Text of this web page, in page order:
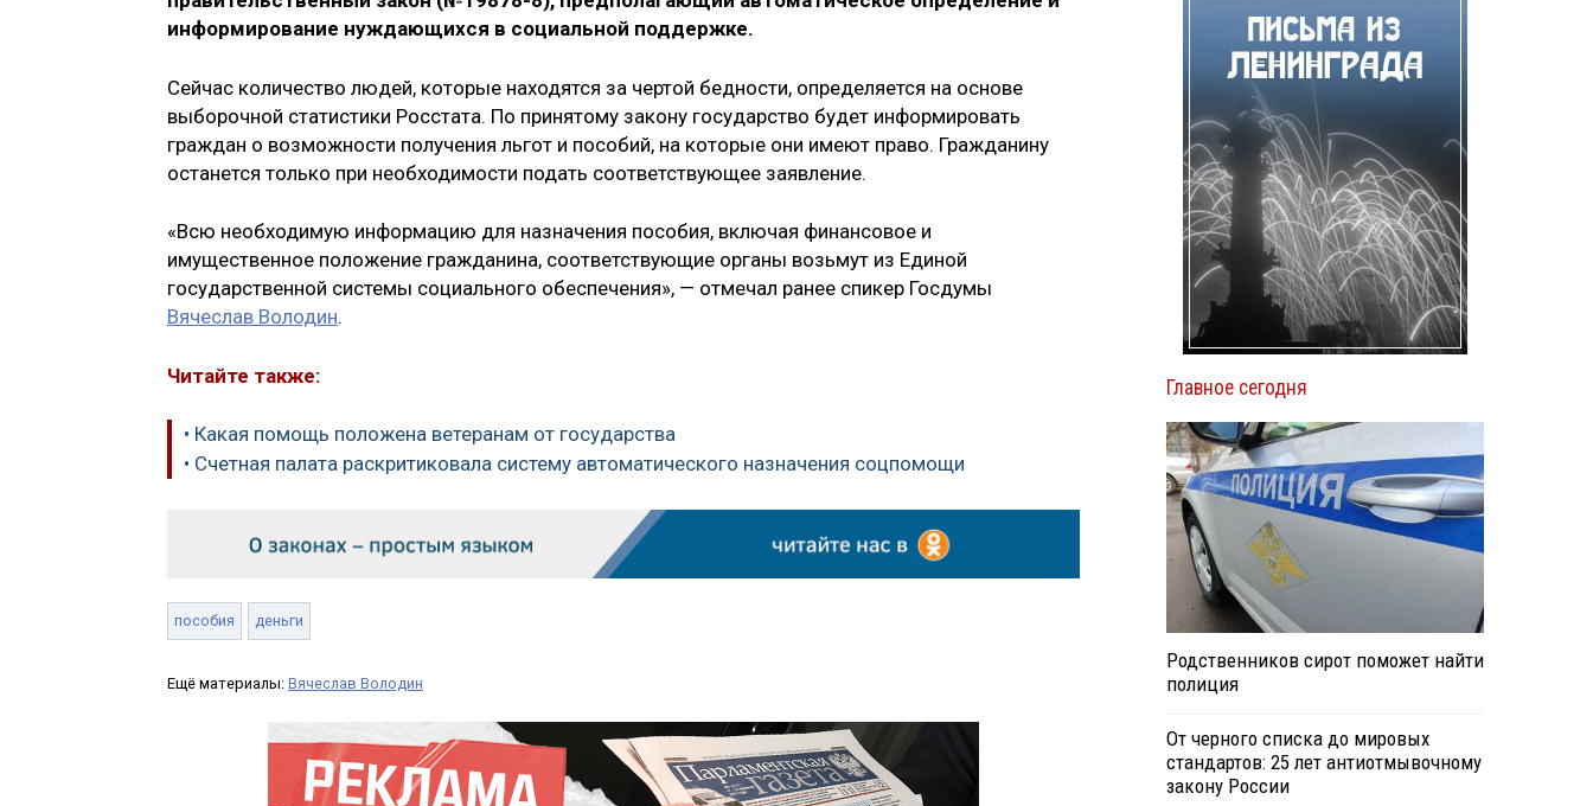
информирование нуждающихся в социальной поддержке.
Сейчас количество людей, которые находятся за чертой бедности, определяется на основе
выборочной статистики Росстата. По принятому закону государство будет информировать
граждан о возможности получения льгот и пособий, на которые они имеют право. Гражданину
останется только при необходимости подать соответствующее заявление.
«Всю необходимую информацию для назначения пособия, включая финансовое и
имущественное положение гражданина, соответствующие органы возьмут из Единой
государственной системы социального обеспечения», — отмечал ранее спикер Госдумы
Вячеслав Володин.
Читайте также:
• Какая помощь положена ветеранам от государства
• Счетная палата раскритиковала систему автоматического назначения соцпомощи
пособия деньги
Ещё материалы: Вячеслав Володин
Главное сегодня
Родственников сирот поможет найти
полиция
От черного списка до мировых
стандартов: 25 лет антиотмывочному
закону России